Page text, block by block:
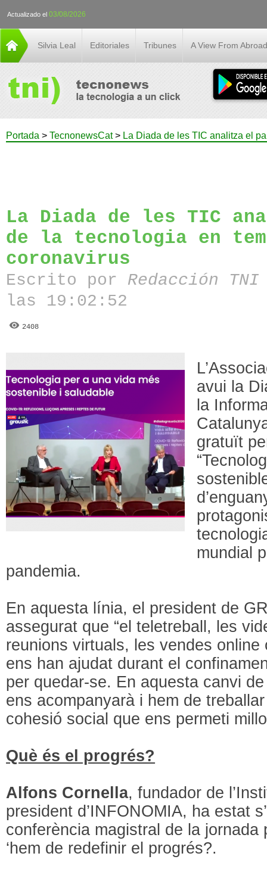
Actualizado el 03/08/2026
Silvia Leal Editoriales Tribunes A View From Abroad
Portada > TecnonewsCat > La Diada de les TIC analitza el
La Diada de les TIC
de la tecnologia en
coronavirus
Escrito por Redacción
las 19:02:52
2408
avui la
la
gratuït
mundial
pandemia.
En aquesta línia, el president de
assegurat que “el teletreball, les
reunions virtuals, les vendes online
ens han ajudat durant el
per quedar-se. En aquesta canvi
ens acompanyarà i hem de
cohesió social que ens permeti
Què és el progrés?
Alfons Cornella, fundador de
president d’INFONOMIA, ha estat
conferència magistral de la
‘hem de redefinir el progrés?.